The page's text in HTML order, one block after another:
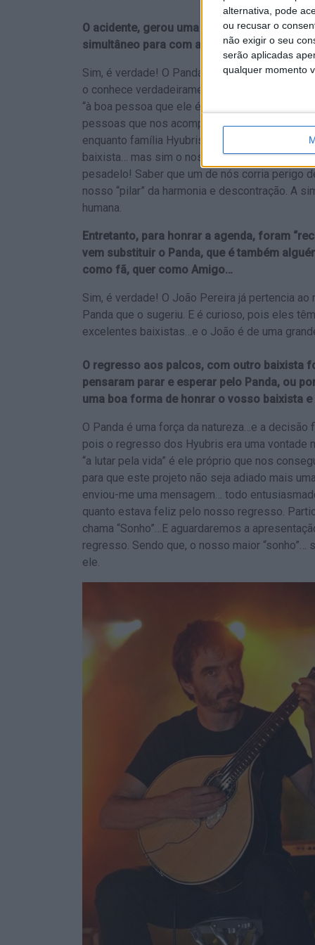
alternativa, pode
ou recusar o
não exigir o seu
serão aplicadas
qualquer momento
O acidente, gerou uma onda de
simultâneo para com a banda! Como é que
Sim, é verdade! O Panda é das pessoas mais
o conhece verdadeiramente sabe disso. E a
“à boa pessoa que ele é”. Enquanto banda,
pessoas que nos acompanham desde
enquanto família Hyubris. O nosso maior
baixista… mas sim o nosso AMIGO…o nosso
pesadelo! Saber que um de nós corria perigo
nosso “pilar” da harmonia e descontração. A
humana.
Entretanto, para honrar a agenda, foram
vem substituir o Panda, que é também
como fã, quer como Amigo…
Sim, é verdade! O João Pereira já pertencia
Panda que o sugeriu. E é curioso, pois eles
excelentes baixistas…e o João é de uma
O regresso aos palcos, com outro baixista
pensaram parar e esperar pelo Panda, ou
uma boa forma de honrar o vosso baixista
O Panda é uma força da natureza…e a
pois o regresso dos Hyubris era uma vontade
“a lutar pela vida” é ele próprio que nos
para que este projeto não seja adiado mais
enviou-me uma mensagem… todo
quanto estava feliz pelo nosso regresso.
chama “Sonho”…E aguardaremos a
regresso. Sendo que, o nosso maior
ele.